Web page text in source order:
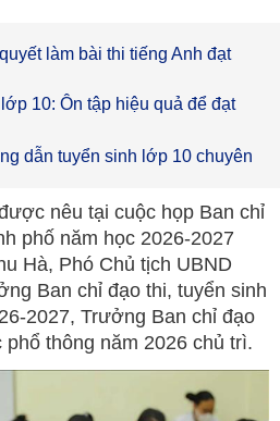
làm bài thi tiếng Anh đạt
10: Ôn tập hiệu quả để đạt
dẫn tuyển sinh lớp 10 chuyên
nêu tại cuộc họp Ban chỉ
phố năm học 2026-2027
Hà, Phó Chủ tịch UBND
Ban chỉ đạo thi, tuyển sinh
2027, Trưởng Ban chỉ đạo
thông năm 2026 chủ trì.